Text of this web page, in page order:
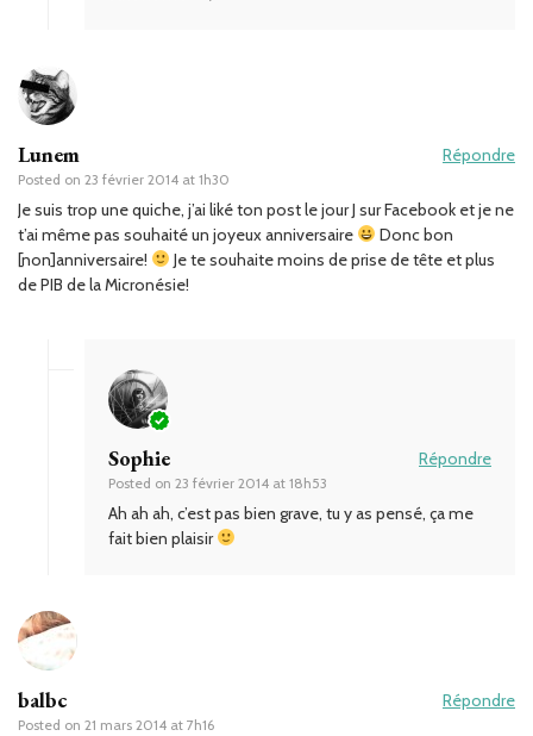
Lunem
Posted on 23 février 2014 at 1h30
Répondre
Je suis trop une quiche, j’ai liké ton post le jour J sur Facebook et je ne
t’ai même pas souhaité un joyeux anniversaire
Donc bon
[non]anniversaire!
Je te souhaite moins de prise de tête et plus
de PIB de la Micronésie!
Sophie
Posted on 23 février 2014 at 18h53
Répondre
Ah ah ah, c’est pas bien grave, tu y as pensé, ça me
fait bien plaisir
balbc
Posted on 21 mars 2014 at 7h16
Répondre